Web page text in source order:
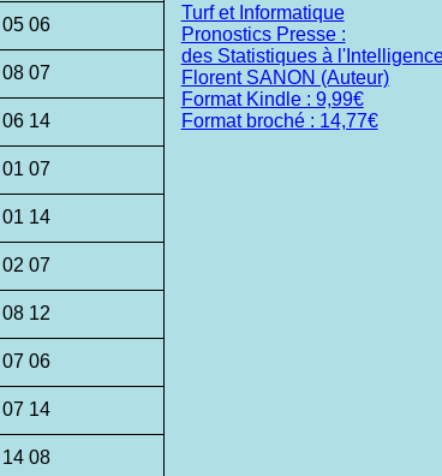
06
07
14
07
14
07
12
06
14
08
Turf et Informatique
Pronostics Presse :
des Statistiques à
Florent SANON (Auteur)
Format Kindle : 9,99€
Format broché : 14,77€